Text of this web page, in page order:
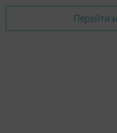
Перейти